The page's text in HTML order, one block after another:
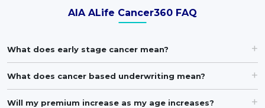
AIA ALife Cancer360 FAQ
What does early stage cancer mean?
What does cancer based underwriting mean?
Will my premium increase as my age increases?